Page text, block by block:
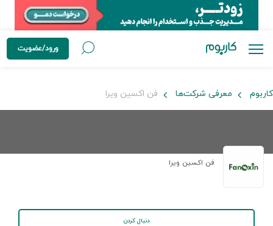
ورود/عضویت
کاربوم معرفی شرکت‌ها فن اکسین ویرا
فن اکسین ویرا
دنبال کردن